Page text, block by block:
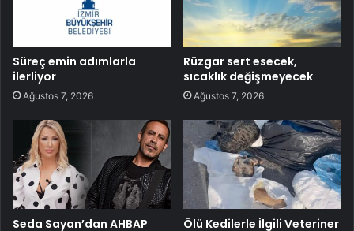
Süreç emin adımlarla
ilerliyor
Ağustos 7, 2026
Rüzgar sert esecek,
sıcaklık değişmeyecek
Ağustos 7, 2026
Seda Sayan’dan AHBAP
Ölü Kedilerle İlgili Veteriner